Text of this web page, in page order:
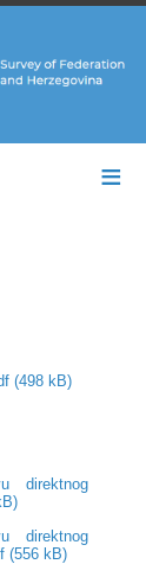
≡
(498 kB)
direktnog
direktnog
(556 kB)